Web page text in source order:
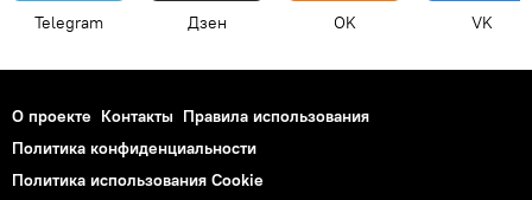
Telegram Дзен OK VK
О проекте Контакты Правила использования
Политика конфиденциальности
Политика использования Cookie